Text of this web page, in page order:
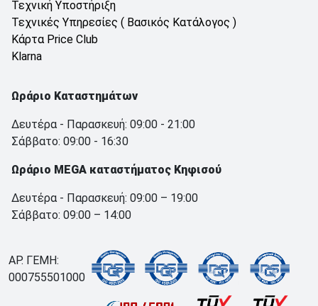
Τεχνική Υποστήριξη
Τεχνικές Υπηρεσίες ( Βασικός Κατάλογος )
Κάρτα Price Club
Klarna
Ωράριο Καταστημάτων
Δευτέρα - Παρασκευή: 09:00 - 21:00
Σάββατο: 09:00 - 16:30
Ωράριο MEGA καταστήματος Κηφισού
Δευτέρα - Παρασκευή: 09:00 – 19:00
Σάββατο: 09:00 – 14:00
ΑΡ. ΓΕΜΗ:
000755501000